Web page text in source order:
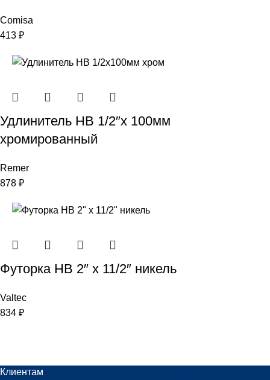
Comisa
413 ₽
Удлинитель НВ 1/2″х 100мм
хромированный
Remer
878 ₽
Футорка НВ 2″ x 11/2″ никель
Valtec
834 ₽
Клиентам